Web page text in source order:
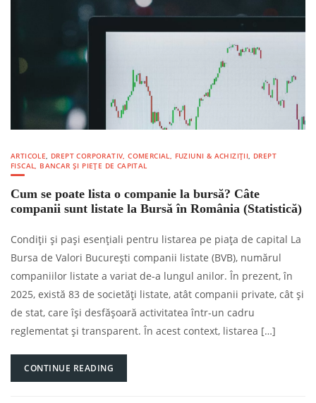
ARTICOLE, DREPT CORPORATIV, COMERCIAL, FUZIUNI & ACHIZIȚII, DREPT
FISCAL, BANCAR ȘI PIEȚE DE CAPITAL
Cum se poate lista o companie la bursă? Câte
companii sunt listate la Bursă în România (Statistică)
Condiții și pași esențiali pentru listarea pe piața de capital La
Bursa de Valori București companii listate (BVB), numărul
companiilor listate a variat de-a lungul anilor. În prezent, în
2025, există 83 de societăți listate, atât companii private, cât și
de stat, care își desfășoară activitatea într-un cadru
reglementat și transparent. În acest context, listarea […]
CONTINUE READING